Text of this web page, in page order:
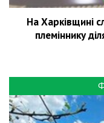
На Харківщині
племіннику